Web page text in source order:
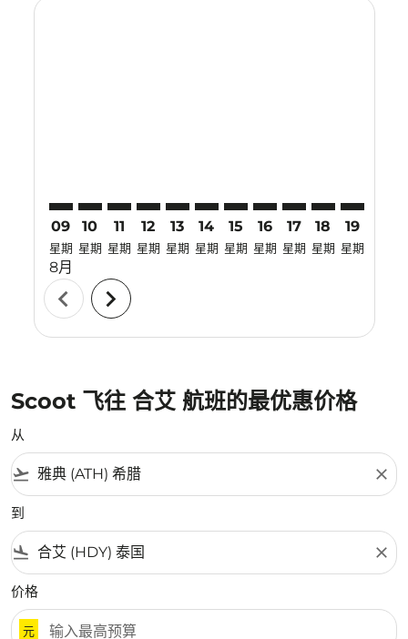
09
星期
8月
10
星期
11
星期
12
星期
13
星期
14
星期
15
星期
16
星期
17
星期
18
星期
19
星期
chevron_left chevron_right
Scoot 飞往 合艾 航班的最优惠价格
从
flight_takeoff close
到
flight_land close
价格
元